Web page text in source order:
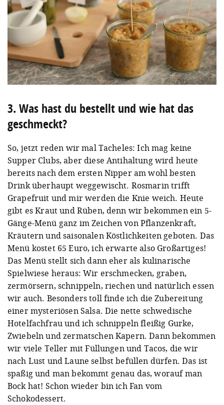
3. Was hast du bestellt und wie hat das
geschmeckt?
So, jetzt reden wir mal Tacheles: Ich mag keine
Supper Clubs, aber diese Antihaltung wird heute
bereits nach dem ersten Nipper am wohl besten
Drink überhaupt weggewischt. Rosmarin trifft
Grapefruit und mir werden die Knie weich. Heute
gibt es Kraut und Rüben, denn wir bekommen ein 5-
Gänge-Menü ganz im Zeichen von Pflanzenkraft,
Kräutern und saisonalen Köstlichkeiten geboten. Das
Menü kostet 65 Euro, ich erwarte also Großartiges!
Das Menü stellt sich dann eher als kulinarische
Spielwiese heraus: Wir erschmecken, graben,
zermörsern, schnippeln, riechen und natürlich essen
wir auch. Besonders toll finde ich die Zubereitung
einer mysteriösen Salsa. Die nette schwedische
Hotelfachfrau und ich schnippeln fleißig Gurke,
Zwiebeln und zermatschen Kapern. Dann bekommen
wir viele Teller mit Füllungen und Tacos, die wir
nach Lust und Laune selbst befüllen dürfen. Das ist
spaßig und man bekommt genau das, worauf man
Bock hat! Schon wieder bin ich Fan vom
Schokodessert.